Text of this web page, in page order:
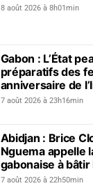
8 août 2026 à 8h01min
Gabon : L’État
préparatifs des
anniversaire de
7 août 2026 à 23h16min
Abidjan : Brice
Nguema appelle
gabonaise à
7 août 2026 à 22h50min